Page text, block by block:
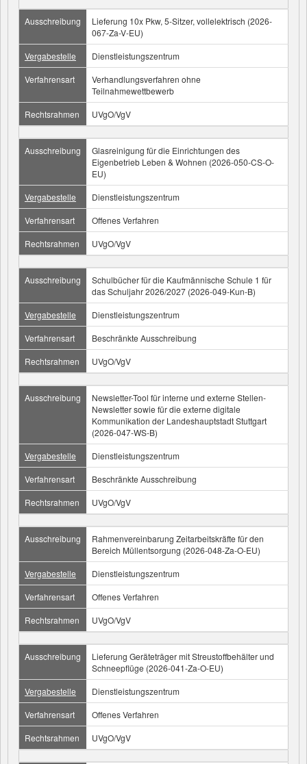
Ausschreibung
Lieferung 10x Pkw, 5-Sitzer, vollelektrisch (2026-
067-Za-V-EU)
Vergabestelle
Dienstleistungszentrum
Verfahrensart
Verhandlungsverfahren ohne
Teilnahmewettbewerb
Rechtsrahmen
UVgO/VgV
Ausschreibung
Glasreinigung für die Einrichtungen des
Eigenbetrieb Leben & Wohnen (2026-050-CS-O-
EU)
Vergabestelle
Dienstleistungszentrum
Verfahrensart
Offenes Verfahren
Rechtsrahmen
UVgO/VgV
Ausschreibung
Schulbücher für die Kaufmännische Schule 1 für
das Schuljahr 2026/2027 (2026-049-Kun-B)
Vergabestelle
Dienstleistungszentrum
Verfahrensart
Beschränkte Ausschreibung
Rechtsrahmen
UVgO/VgV
Ausschreibung
Newsletter-Tool für interne und externe Stellen-
Newsletter sowie für die externe digitale
Kommunikation der Landeshauptstadt Stuttgart
(2026-047-WS-B)
Vergabestelle
Dienstleistungszentrum
Verfahrensart
Beschränkte Ausschreibung
Rechtsrahmen
UVgO/VgV
Ausschreibung
Rahmenvereinbarung Zeitarbeitskräfte für den
Bereich Müllentsorgung (2026-048-Za-O-EU)
Vergabestelle
Dienstleistungszentrum
Verfahrensart
Offenes Verfahren
Rechtsrahmen
UVgO/VgV
Ausschreibung
Lieferung Geräteträger mit Streustoffbehälter und
Schneepflüge (2026-041-Za-O-EU)
Vergabestelle
Dienstleistungszentrum
Verfahrensart
Offenes Verfahren
Rechtsrahmen
UVgO/VgV